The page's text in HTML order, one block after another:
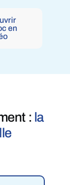
en
: la